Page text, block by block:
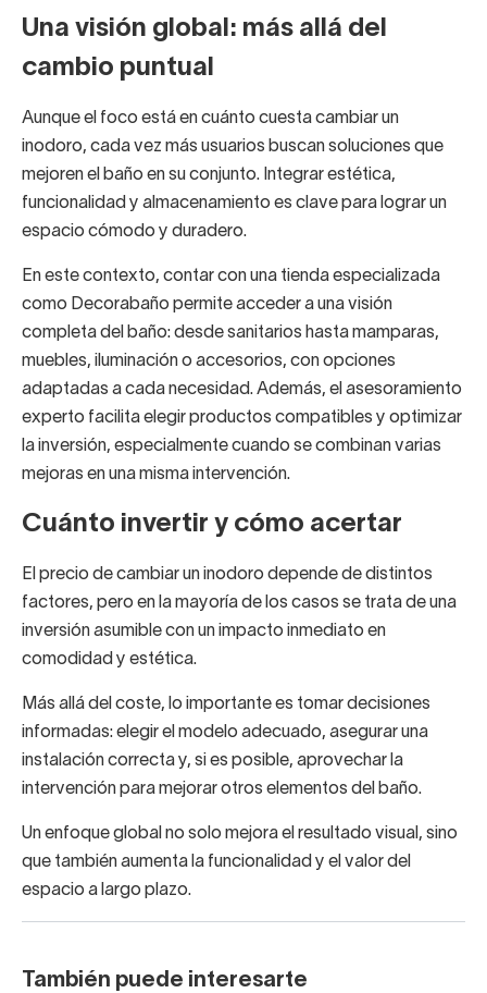
Una visión global: más allá del
cambio puntual
Aunque el foco está en cuánto cuesta cambiar un
inodoro, cada vez más usuarios buscan soluciones que
mejoren el baño en su conjunto. Integrar estética,
funcionalidad y almacenamiento es clave para lograr un
espacio cómodo y duradero.
En este contexto, contar con una tienda especializada
como Decorabaño permite acceder a una visión
completa del baño: desde sanitarios hasta mamparas,
muebles, iluminación o accesorios, con opciones
adaptadas a cada necesidad. Además, el asesoramiento
experto facilita elegir productos compatibles y optimizar
la inversión, especialmente cuando se combinan varias
mejoras en una misma intervención.
Cuánto invertir y cómo acertar
El precio de cambiar un inodoro depende de distintos
factores, pero en la mayoría de los casos se trata de una
inversión asumible con un impacto inmediato en
comodidad y estética.
Más allá del coste, lo importante es tomar decisiones
informadas: elegir el modelo adecuado, asegurar una
instalación correcta y, si es posible, aprovechar la
intervención para mejorar otros elementos del baño.
Un enfoque global no solo mejora el resultado visual, sino
que también aumenta la funcionalidad y el valor del
espacio a largo plazo.
También puede interesarte